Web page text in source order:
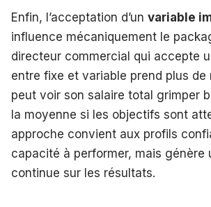
Enfin, l’acceptation d’un variable
influence mécaniquement le
directeur commercial qui accepte
entre fixe et variable prend plus de
peut voir son salaire total grimper
la moyenne si les objectifs sont
approche convient aux profils
capacité à performer, mais génère
continue sur les résultats.